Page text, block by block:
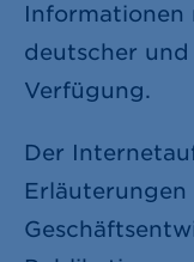
Informationen
deutscher
Verfügung.
Der